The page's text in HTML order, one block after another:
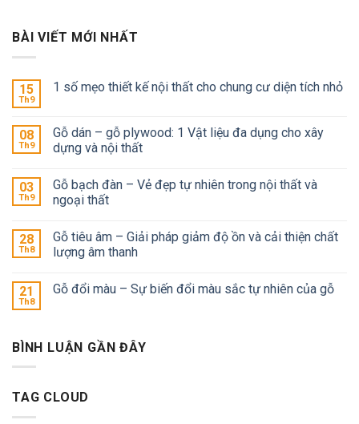
BÀI VIẾT MỚI NHẤT
15
Th9
1 số mẹo thiết kế nội thất cho chung cư diện tích nhỏ
08
Th9
Gỗ dán – gỗ plywood: 1 Vật liệu đa dụng cho xây
dựng và nội thất
03
Th9
Gỗ bạch đàn – Vẻ đẹp tự nhiên trong nội thất và
ngoại thất
28
Th8
Gỗ tiêu âm – Giải pháp giảm độ ồn và cải thiện chất
lượng âm thanh
21
Th8
Gỗ đổi màu – Sự biến đổi màu sắc tự nhiên của gỗ
BÌNH LUẬN GẦN ĐÂY
TAG CLOUD